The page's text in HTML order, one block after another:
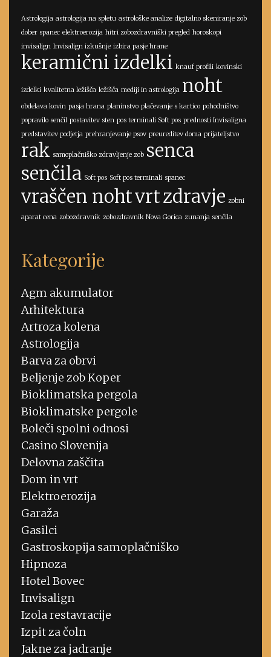
Astrologija astrologija na spletu astrološke analize digitalno skeniranje zob
dober spanec elektroerozija hitri zobozdravniški pregled horoskopi
invisalign Invisalign izkušnje izbira pasje hrane
keramični izdelki knauf profili kovinski
izdelki kvalitetna ležišča ležišča mediji in astrologija noht
obdelava kovin pasja hrana planinstvo plačevanje s kartico pohodništvo
popravilo senčil postavitev sten pos terminali Soft pos prednosti Invisaligna
predstavitev podjetja prehranjevanje psov preureditev doma prijateljstvo
rak samoplačniško zdravljenje zob senca
senčila Soft pos Soft pos terminali spanec
vraščen nohtvrtzdravje zobni
aparat cena zobozdravnik zobozdravnik Nova Gorica zunanja senčila
Kategorije
Agm akumulator
Arhitektura
Artroza kolena
Astrologija
Barva za obrvi
Beljenje zob Koper
Bioklimatska pergola
Bioklimatske pergole
Boleči spolni odnosi
Casino Slovenija
Delovna zaščita
Dom in vrt
Elektroerozija
Garaža
Gasilci
Gastroskopija samoplačniško
Hipnoza
Hotel Bovec
Invisalign
Izola restavracije
Izpit za čoln
Jakne za jadranje